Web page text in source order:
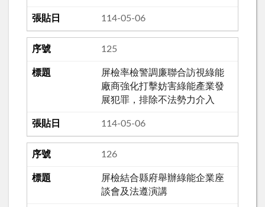
114-05-06
125
屏檢率檢警調廉聯合訪視綠能
廠商強化打擊妨害綠能產業發
展犯罪，排除不法勢力介入
114-05-06
126
屏檢結合縣府舉辦綠能企業座
談會及法遵演講